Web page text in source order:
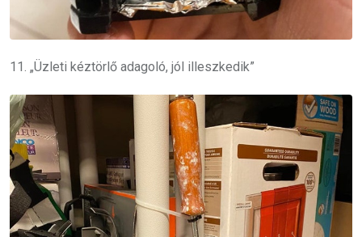
11. „Üzleti kéztörlő adagoló, jól illeszkedik”